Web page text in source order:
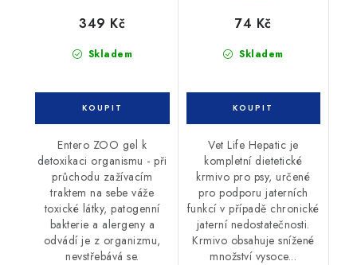
Skladem
349 Kč
Entero ZOO gel k
detoxikaci organismu - při
průchodu zažívacím
traktem na sebe váže
toxické látky, patogenní
bakterie a alergeny a
odvádí je z organizmu,
nevstřebává se.
Skladem
74 Kč
Vet Life Hepatic je
kompletní dietetické
krmivo pro psy, určené
pro podporu jaterních
funkcí v případě chronické
jaterní nedostatečnosti.
Krmivo obsahuje snížené
množství vysoce...